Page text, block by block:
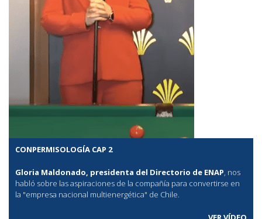
CONPERMISOLOGÍA CAP 2
Gloria Maldonado, presidenta del Directorio de ENAP, nos
habló sobre las aspiraciones de la compañía para convertirse en
la "empresa nacional multienergética" de Chile.